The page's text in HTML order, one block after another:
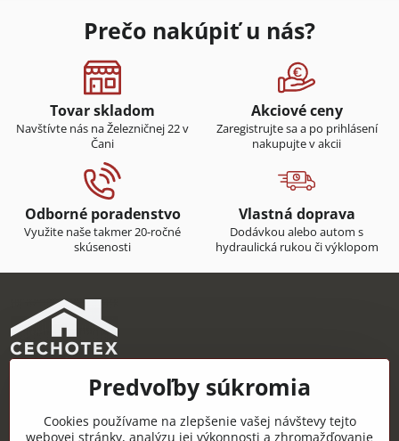
Prečo nakúpiť u nás?
Tovar skladom
Navštívte nás na Železničnej 22 v
Čani
Akciové ceny
Zaregistrujte sa a po prihlásení
nakupujte v akcii
Odborné poradenstvo
Využite naše takmer 20-ročné
skúsenosti
Vlastná doprava
Dodávkou alebo autom s
hydraulická rukou či výklopom
CECHOTEX s.r.o.
Železničná 22, 044 14 Čaňa
IČO: 48181757
Predvoľby súkromia
Cookies používame na zlepšenie vašej návštevy tejto
webovej stránky, analýzu jej výkonnosti a zhromažďovanie